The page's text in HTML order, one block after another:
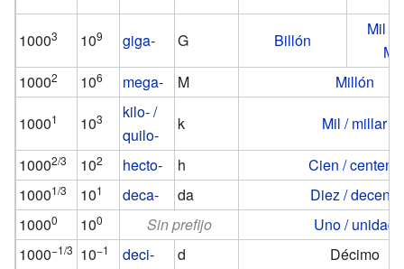
10003 109 giga- G Billón
Mil
10002 106 mega- M
Millón
10001 103
kilo- /
quilo-
k
Mil / millar
10002/3 102 hecto- h
Cien / centena
10001/3 101 deca- da
Diez / decena
10000 100 Sin prefijo
Uno / unidad
1000−1/3 10−1 deci- d
Décimo